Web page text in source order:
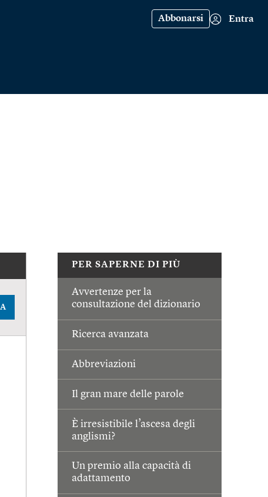
Abbonarsi Entra
PER SAPERNE DI PIÙ
Avvertenze per la
consultazione del dizionario
Ricerca avanzata
Abbreviazioni
Il gran mare delle parole
È irresistibile l’ascesa degli
anglismi?
Un premio alla capacità di
adattamento